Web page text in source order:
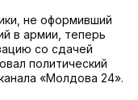
не оформивший
в армии, теперь
со сдачей
политический
«Молдова 24».